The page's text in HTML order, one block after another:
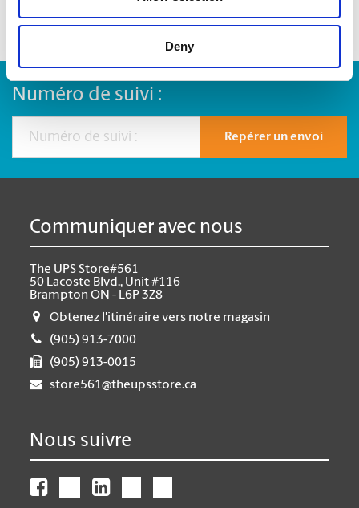
Deny
Numéro de suivi :
Repérer un envoi
Communiquer avec nous
The UPS Store#561
50 Lacoste Blvd., Unit #116
Brampton ON - L6P 3Z8
Obtenez l'itinéraire vers notre magasin
(905) 913-7000
(905) 913-0015
store561@theupsstore.ca
Nous suivre